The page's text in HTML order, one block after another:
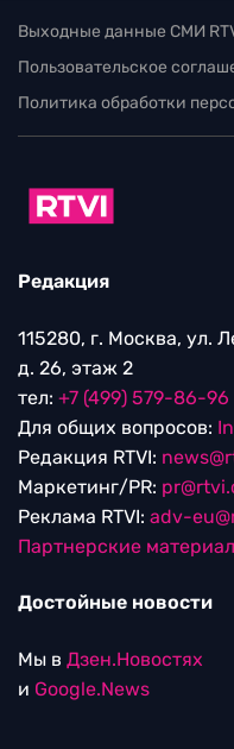
Выходные данные СМИ
Пользовательское
Политика обработки
Редакция
115280, г. Москва, ул.
д. 26, этаж 2
тел: +7 (499) 579-86-96
Для общих вопросов:
Редакция RTVI:
Маркетинг/PR:
Реклама RTVI: adv-
Партнерские
Достойные новости
Мы в Дзен.Новостях
и Google.News